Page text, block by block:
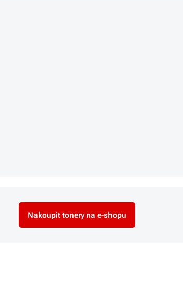
Nakoupit tonery na e-shopu